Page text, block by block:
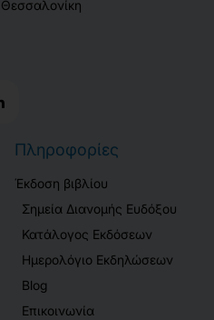
Πληροφορίες
Έκδοση βιβλίου
Σημεία Διανομής Ευδόξου
Κατάλογος Εκδόσεων
Ημερολόγιο Εκδηλώσεων
Blog
Επικοινωνία